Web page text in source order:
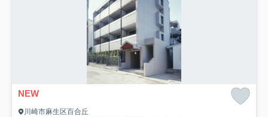
NEW
川崎市麻生区百合丘